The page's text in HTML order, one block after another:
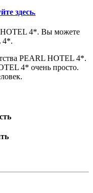
здесь.
HOTEL 4*. Вы можете
4*.
PEARL HOTEL 4*.
4* очень просто.